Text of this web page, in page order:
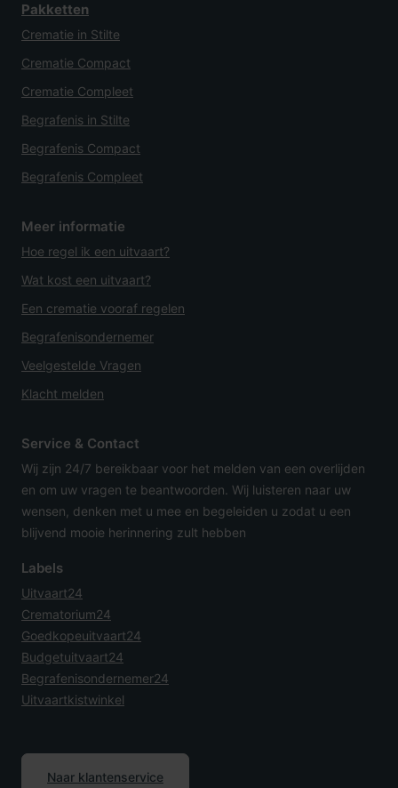
Pakketten
Crematie in Stilte
Crematie Compact
Crematie Compleet
Begrafenis in Stilte
Begrafenis Compact
Begrafenis Compleet
Meer informatie
Hoe regel ik een uitvaart?
Wat kost een uitvaart?
Een crematie vooraf regelen
Begrafenisondernemer
Veelgestelde Vragen
Klacht melden
Service & Contact
Wij zijn 24/7 bereikbaar voor het melden van een overlijden
en om uw vragen te beantwoorden. Wij luisteren naar uw
wensen, denken met u mee en begeleiden u zodat u een
blijvend mooie herinnering zult hebben
Labels
Uitvaart24
Crematorium24
Goedkopeuitvaart24
Budgetuitvaart24
Begrafenisondernemer24
Uitvaartkistwinkel
Naar klantenservice